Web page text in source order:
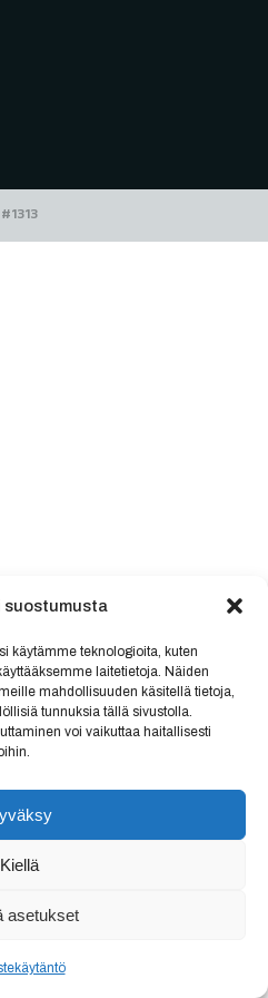
suostumusta
käytämme teknologioita, kuten
laitetietoja. Näiden
mahdollisuuden käsitellä tietoja,
tunnuksia tällä sivustolla.
voi vaikuttaa haitallisesti
Kiellä
asetukset